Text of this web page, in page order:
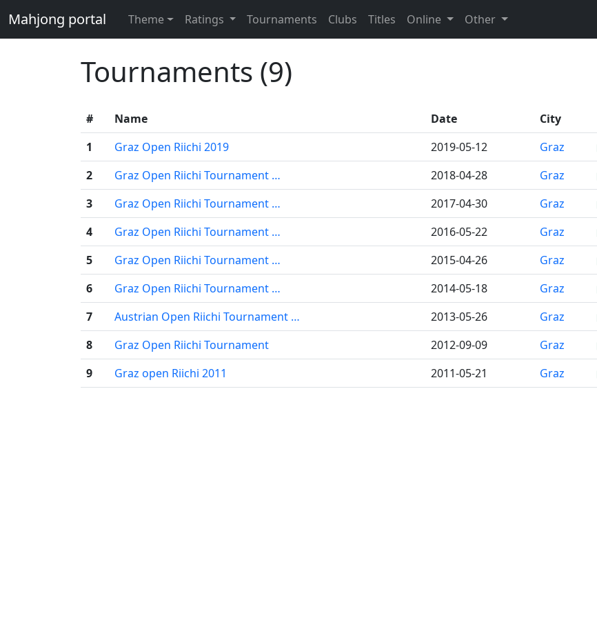
Mahjong portal Theme Ratings Tournaments Clubs Titles Online Other
Tournaments (9)
# Name Date City
1
Graz Open Riichi 2019 2019-05-12 Graz
2
Graz Open Riichi Tournament … 2018-04-28 Graz
3
Graz Open Riichi Tournament … 2017-04-30 Graz
4
Graz Open Riichi Tournament … 2016-05-22 Graz
5
Graz Open Riichi Tournament … 2015-04-26 Graz
6
Graz Open Riichi Tournament … 2014-05-18 Graz
7
Austrian Open Riichi Tournament … 2013-05-26 Graz
8
Graz Open Riichi Tournament 2012-09-09 Graz
9
Graz open Riichi 2011 2011-05-21 Graz